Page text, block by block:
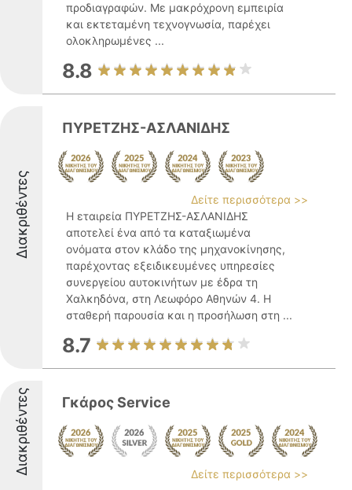
προδιαγραφών. Με μακρόχρονη εμπειρία
και εκτεταμένη τεχνογνωσία, παρέχει
ολοκληρωμένες ...
8.8
Διακριθέντες
ΠΥΡΕΤΖΗΣ-ΑΣΛΑΝΙΔΗΣ
Δείτε περισσότερα >>
Η εταιρεία ΠΥΡΕΤΖΗΣ-ΑΣΛΑΝΙΔΗΣ
αποτελεί ένα από τα καταξιωμένα
ονόματα στον κλάδο της μηχανοκίνησης,
παρέχοντας εξειδικευμένες υπηρεσίες
συνεργείου αυτοκινήτων με έδρα τη
Χαλκηδόνα, στη Λεωφόρο Αθηνών 4. Η
σταθερή παρουσία και η προσήλωση στη ...
8.7
Διακριθέντες Γκάρος Service
Δείτε περισσότερα >>